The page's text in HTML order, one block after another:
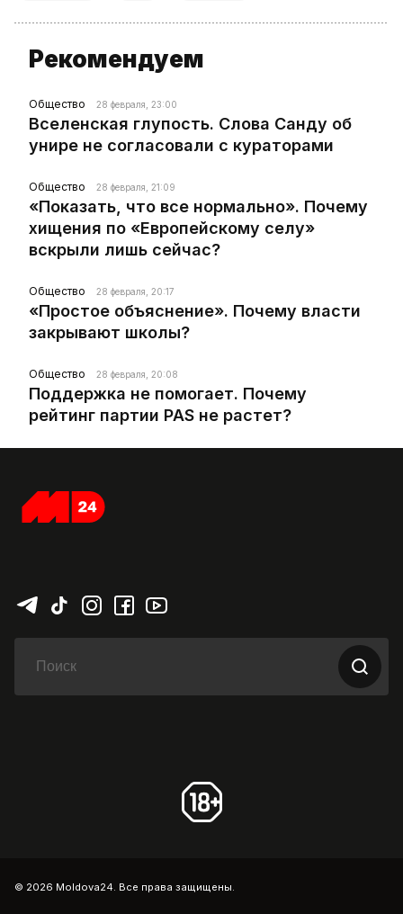
Рекомендуем
Общество 28 февраля, 23:00
Вселенская глупость. Слова Санду об
унире не согласовали с кураторами
Общество 28 февраля, 21:09
«Показать, что все нормально». Почему
хищения по «Европейскому селу»
вскрыли лишь сейчас?
Общество 28 февраля, 20:17
«Простое объяснение». Почему власти
закрывают школы?
Общество 28 февраля, 20:08
Поддержка не помогает. Почему
рейтинг партии PAS не растет?
© 2026 Moldova24. Все права защищены.